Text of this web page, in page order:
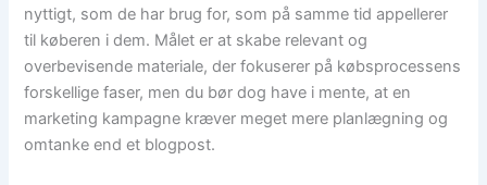
nyttigt, som de har brug for, som på samme tid appellerer
til køberen i dem. Målet er at skabe relevant og
overbevisende materiale, der fokuserer på købsprocessens
forskellige faser, men du bør dog have i mente, at en
marketing kampagne kræver meget mere planlægning og
omtanke end et blogpost.